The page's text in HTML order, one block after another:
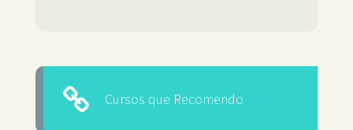
Cursos que Recomendo